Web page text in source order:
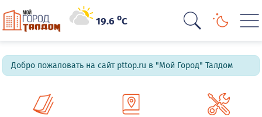
19.6oC
Добро пожаловать на сайт pttop.ru в "Мой Город" Талдом